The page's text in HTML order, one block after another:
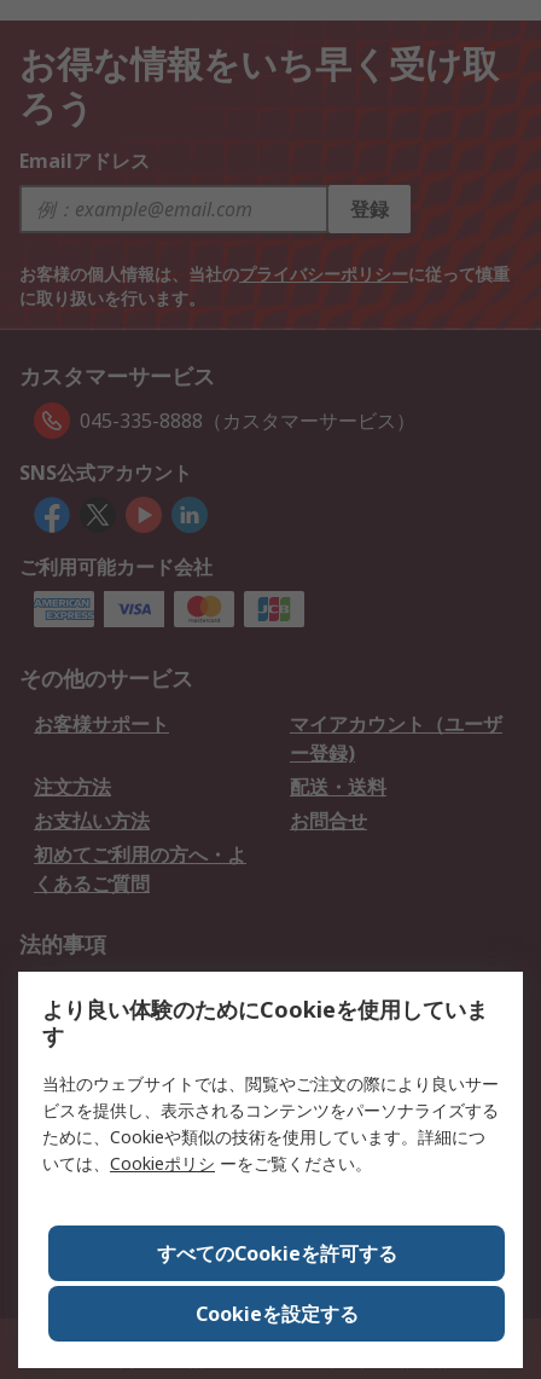
お得な情報をいち早く受け取
ろう
Emailアドレス
登録
お客様の個人情報は、当社のプライバシーポリシーに従って慎重
に取り扱いを行います。
カスタマーサービス
045-335-8888（カスタマーサービス）
SNS公式アカウント
ご利用可能カード会社
その他のサービス
お客様サポート
マイアカウント（ユーザ
ー登録)
注文方法
配送・送料
お支払い方法
お問合せ
初めてご利用の方へ・よ
くあるご質問
法的事項
クッキーポリシー
RSについて
会社概要
採用情報
プレスリリース＆お知ら
コーポレートサイト
全世界のRS
RSの歴史
ESGへの取り組み（英語）
認証について
〒240-0005 神奈川県横浜市保土ヶ谷区神戸町134番地 横浜ビジネスパーク ウ
より良い体験のためにCookieを使用していま
す
当社のウェブサイトでは、閲覧やご注文の際により良いサー
ビスを提供し、表示されるコンテンツをパーソナライズする
ために、Cookieや類似の技術を使用しています。詳細につ
いては、 Cookieポリシ ーをご覧ください。
すべてのCookieを許可する
Cookieを設定する